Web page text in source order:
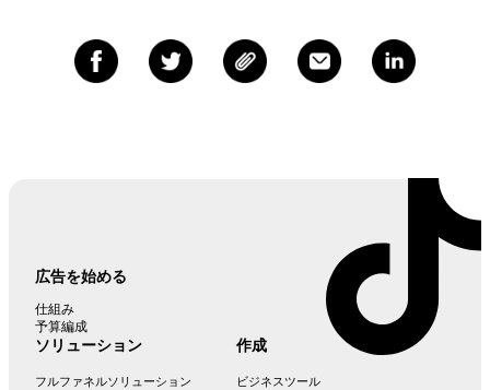
広告を始める
仕組み
予算編成
ソリューション
フルファネルソリューション
作成
ビジネスツール